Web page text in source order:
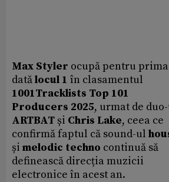
Max Styler ocupă pentru prima
datălocul 1 în clasamentul
1001Tracklists Top 101
Producers 2025, urmat de
ARTBAT și Chris Lake, ceea ce
confirmă faptul că sound-ul
și melodic techno continuă să
definească direcția muzicii
electronice în acest an.